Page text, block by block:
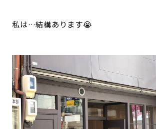
私は…結構あります😭